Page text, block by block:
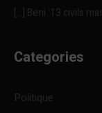
[…] Beni :13 civils
Categories
Politique